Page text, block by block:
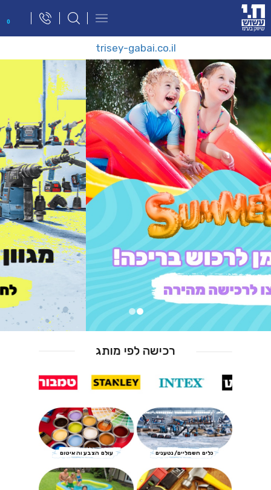
0
פתח
trisey-gabai.co.il
רכישה לפי מותג
עולם הצבע והאיטום כלים חשמליים/נטענים